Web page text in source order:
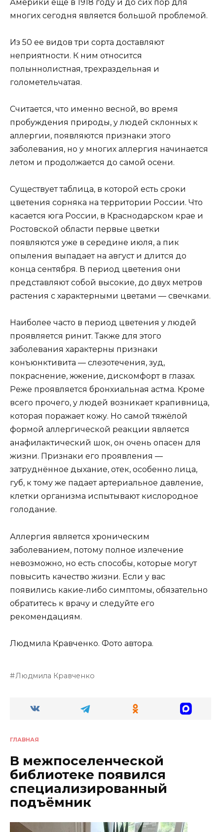
Америки ещё в 1918 году и до сих пор для
многих сегодня является большой проблемой.
Из 50 ее видов три сорта доставляют
неприятности. К ним относится
полыннолистная, трехраздельная и
голометельчатая.
Считается, что именно весной, во время
пробуждения природы, у людей склонных к
аллергии, появляются признаки этого
заболевания, но у многих аллергия начинается
летом и продолжается до самой осени.
Существует таблица, в которой есть сроки
цветения сорняка на территории России. Что
касается юга России, в Краснодарском крае и
Ростовской области первые цветки
появляются уже в середине июля, а пик
опыления выпадает на август и длится до
конца сентября. В период цветения они
представляют собой высокие, до двух метров
растения с характерными цветами — свечками.
Наиболее часто в период цветения у людей
проявляется ринит. Также для этого
заболевания характерны признаки
конъюнктивита — слезотечения, зуд,
покраснение, жжение, дискомфорт в глазах.
Реже проявляется бронхиальная астма. Кроме
всего прочего, у людей возникает крапивница,
которая поражает кожу. Но самой тяжёлой
формой аллергической реакции является
анафилактический шок, он очень опасен для
жизни. Признаки его проявления —
затруднённое дыхание, отек, особенно лица,
губ, к тому же падает артериальное давление,
клетки организма испытывают кислородное
голодание.
Аллергия является хроническим
заболеванием, потому полное излечение
невозможно, но есть способы, которые могут
повысить качество жизни. Если у вас
появились какие-либо симптомы, обязательно
обратитесь к врачу и следуйте его
рекомендациям.
Людмила Кравченко. Фото автора.
Людмила Кравченко
ГЛАВНАЯ
В межпоселенческой
библиотеке появился
специализированный
подъёмник